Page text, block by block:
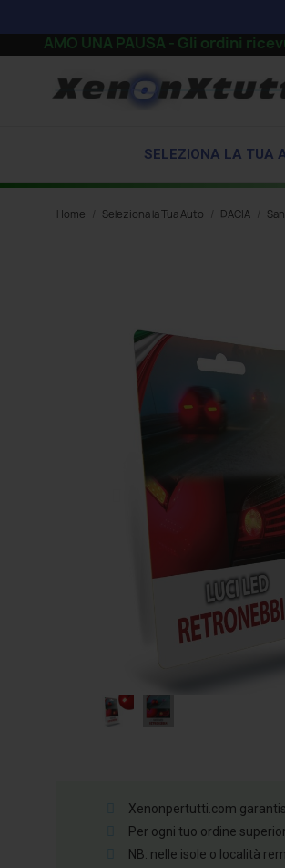
UNA PAUSA - Gli ordini ricevuti
SELEZIONA LA TUA
Home Seleziona la Tua Auto DACIA
Xenonpertutti.com
Per ogni tuo ordine
NB: nelle isole o località